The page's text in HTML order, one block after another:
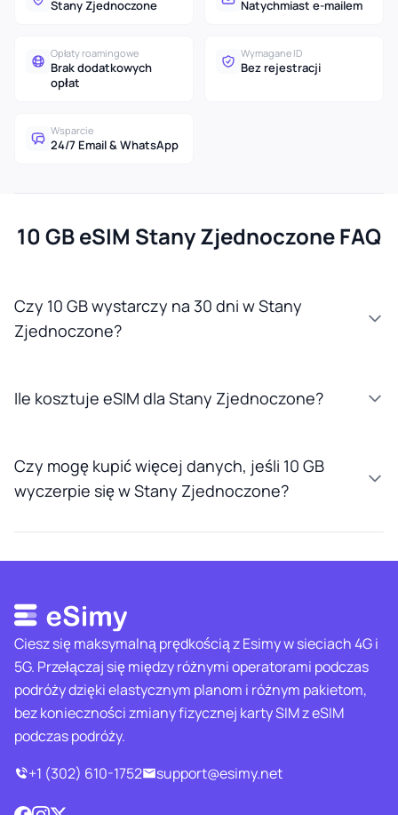
Stany Zjednoczone Natychmiast e-mailem
Opłaty roamingowe
Brak dodatkowych
opłat
Wymagane ID
Bez rejestracji
Wsparcie
24/7 Email & WhatsApp
10 GB eSIM Stany Zjednoczone FAQ
Czy 10 GB wystarczy na 30 dni w Stany
Zjednoczone?
Ile kosztuje eSIM dla Stany Zjednoczone?
Czy mogę kupić więcej danych, jeśli 10 GB
wyczerpie się w Stany Zjednoczone?
Ciesz się maksymalną prędkością z Esimy w sieciach 4G i
5G. Przełączaj się między różnymi operatorami podczas
podróży dzięki elastycznym planom i różnym pakietom,
bez konieczności zmiany fizycznej karty SIM z eSIM
podczas podróży.
+1 (302) 610-1752
support@esimy.net